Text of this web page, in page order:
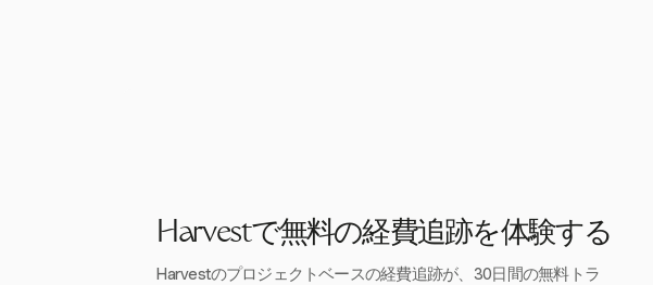
Harvestで無料の経費追跡を体験する
Harvestのプロジェクトベースの経費追跡が、30日間の無料トラ